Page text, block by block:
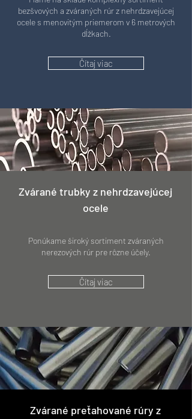
bezšvových a zváraných rúr z nehrdzavejúcej
ocele s menovitým priemerom v 6 metrových
dĺžkach.
Čítaj viac
Zvárané trubky z nehrdzavejúcej
ocele
Ponúkame široký sortiment zváraných
nerezových rúr pre rôzne účely.
Čítaj viac
Zvárané preťahované rúry z